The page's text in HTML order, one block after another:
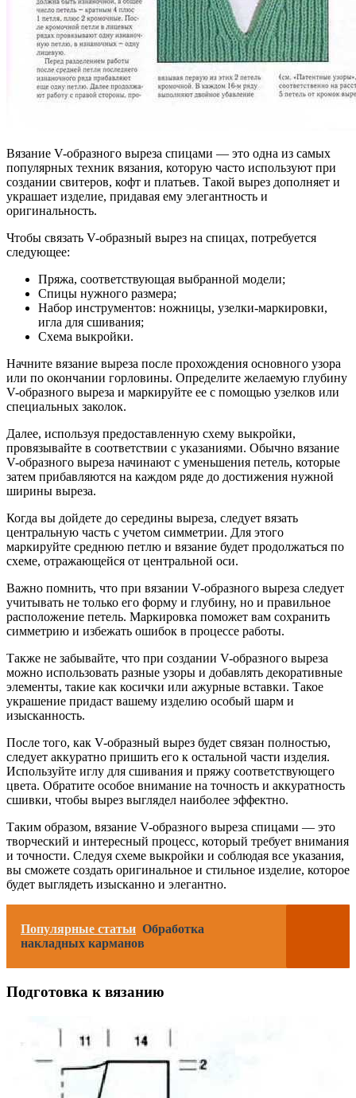
Вязание V-образного выреза спицами — это одна из самых
популярных техник вязания, которую часто используют при
создании свитеров, кофт и платьев. Такой вырез дополняет и
украшает изделие, придавая ему элегантность и
оригинальность.
Чтобы связать V-образный вырез на спицах, потребуется
следующее:
Пряжа, соответствующая выбранной модели;
Спицы нужного размера;
Набор инструментов: ножницы, узелки-маркировки,
игла для сшивания;
Схема выкройки.
Начните вязание выреза после прохождения основного узора
или по окончании горловины. Определите желаемую глубину
V-образного выреза и маркируйте ее с помощью узелков или
специальных заколок.
Далее, используя предоставленную схему выкройки,
провязывайте в соответствии с указаниями. Обычно вязание
V-образного выреза начинают с уменьшения петель, которые
затем прибавляются на каждом ряде до достижения нужной
ширины выреза.
Когда вы дойдете до середины выреза, следует вязать
центральную часть с учетом симметрии. Для этого
маркируйте среднюю петлю и вязание будет продолжаться по
схеме, отражающейся от центральной оси.
Важно помнить, что при вязании V-образного выреза следует
учитывать не только его форму и глубину, но и правильное
расположение петель. Маркировка поможет вам сохранить
симметрию и избежать ошибок в процессе работы.
Также не забывайте, что при создании V-образного выреза
можно использовать разные узоры и добавлять декоративные
элементы, такие как косички или ажурные вставки. Такое
украшение придаст вашему изделию особый шарм и
изысканность.
После того, как V-образный вырез будет связан полностью,
следует аккуратно пришить его к остальной части изделия.
Используйте иглу для сшивания и пряжу соответствующего
цвета. Обратите особое внимание на точность и аккуратность
сшивки, чтобы вырез выглядел наиболее эффектно.
Таким образом, вязание V-образного выреза спицами — это
творческий и интересный процесс, который требует внимания
и точности. Следуя схеме выкройки и соблюдая все указания,
вы сможете создать оригинальное и стильное изделие, которое
будет выглядеть изысканно и элегантно.
Популярные статьи Обработка
накладных карманов
Подготовка к вязанию